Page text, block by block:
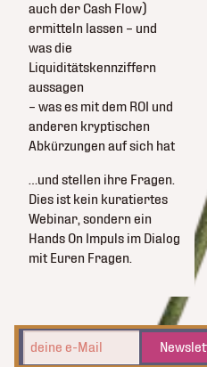
auch der Cash Flow)
ermitteln lassen – und
was die
Liquiditätskennziffern
aussagen
– was es mit dem ROI und
anderen kryptischen
Abkürzungen auf sich hat
…und stellen ihre Fragen.
Dies ist kein kuratiertes
Webinar, sondern ein
Hands On Impuls im Dialog
mit Euren Fragen.